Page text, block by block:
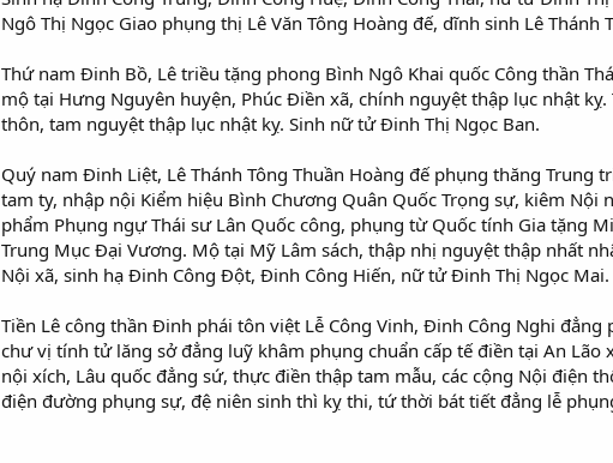
Ngô Thị Ngọc Giao phụng thị Lê Văn Tông Hoàng đế, dĩnh sinh Lê Thánh
Thứ nam Đinh Bồ, Lê triều tặng phong Bình Ngô Khai quốc Công thần
mộ tại Hưng Nguyên huyện, Phúc Điền xã, chính nguyệt thập lục nhật
thôn, tam nguyệt thập lục nhật kỵ. Sinh nữ tử Đinh Thị Ngọc Ban.
Quý nam Đinh Liệt, Lê Thánh Tông Thuần Hoàng đế phụng thăng
tam ty, nhập nội Kiểm hiệu Bình Chương Quân Quốc Trọng sự, kiêm
phẩm Phụng ngự Thái sư Lân Quốc công, phụng từ Quốc tính Gia tặng
Trung Mục Đại Vương. Mộ tại Mỹ Lâm sách, thập nhị nguyệt thập nhất
Nội xã, sinh hạ Đinh Công Đột, Đinh Công Hiến, nữ tử Đinh Thị Ngọc Mai.
Tiền Lê công thần Đinh phái tôn việt Lễ Công Vinh, Đinh Công Nghi
chư vị tính tử lăng sở đẳng luỹ khâm phụng chuẩn cấp tế điền tại An
nội xích, Lâu quốc đẳng sứ, thực điền thập tam mẫu, các cộng Nội điện
điện đường phụng sự, đệ niên sinh thì kỵ thi, tứ thời bát tiết đẳng lễ